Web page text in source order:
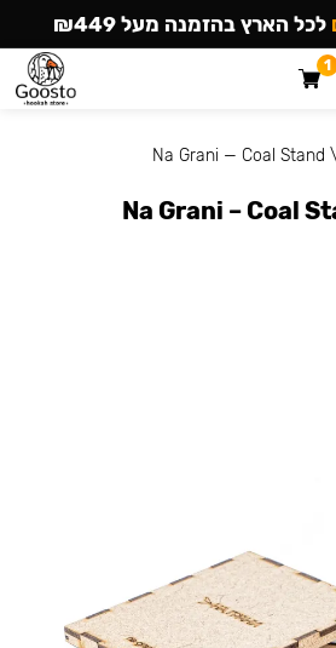
\
Na Grani — Coal Stand
Na Grani – Coal
לכל הארץ בהזמנה מעל ₪449
1